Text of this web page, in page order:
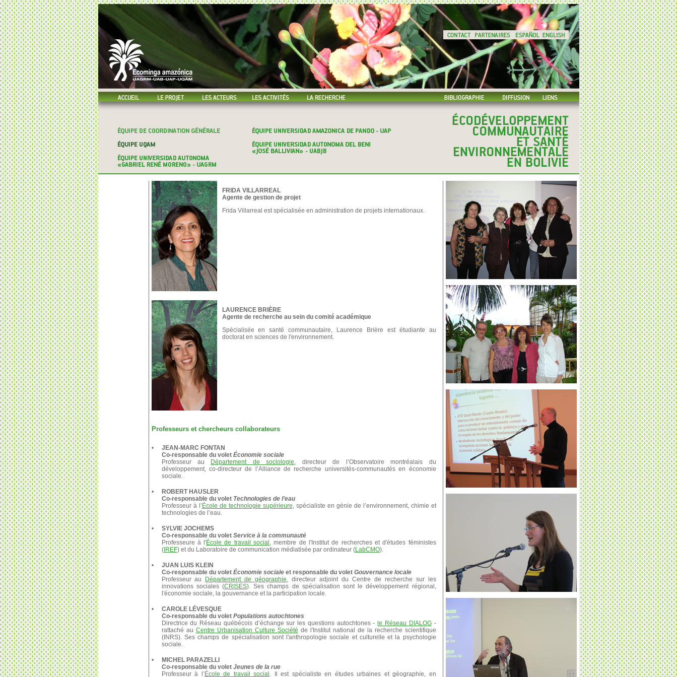
FRIDA VILLARREAL
Agente de gestion de projet
Frida Villarreal est spécialisée en administration de projets internationaux.
LAURENCE BRIÈRE
Agente de recherche au sein du comité académique
Spécialisée en santé communautaire, Laurence Brière est étudiante au
doctorat en sciences de l'environnement.
Professeurs et chercheurs collaborateurs
•
JEAN-MARC FONTAN
Co-responsable du volet Économie sociale
Professeur au Département de sociologie , directeur de l’Observatoire montréalais du
développement, co-directeur de l’Alliance de recherche universités-communautés en économie
sociale.
•
ROBERT HAUSLER
Co-responsable du volet Technologies de l’eau
Professeur à l’École de technologie supérieure , spécialiste en génie de l’environnement, chimie et
technologies de l’eau.
•
SYLVIE JOCHEMS
Co-responsable du volet Service à la communauté
Professeure à l'École de travail social , membre de l'Institut de recherches et d'études féministes
(IREF) et du Laboratoire de communication médiatisée par ordinateur (LabCMO).
•
JUAN LUIS KLEIN
Co-responsable du volet Économie socialeet responsable du volet Gouvernance locale
Professeur au Département de géographie , directeur adjoint du Centre de recherche sur les
innovations sociales (CRISES). Ses champs de spécialisation sont le développement régional,
l'économie sociale, la gouvernance et la participation locale.
•
CAROLE LÉVESQUE
Co-responsable du volet Populations autochtones
Directrice du Réseau québécois d’échange sur les questions autochtones -le Réseau DIALOG-
rattaché au Centre Urbanisation Culture Société de l'Institut national de la recherche scientifique
(INRS). Ses champs de spécialisation sont l'anthropologie sociale et culturelle et la psychologie
sociale.
•
MICHEL PARAZELLI
Co-responsable du volet Jeunes de la rue
Professeur à l’École de travail social . Il est spécialiste en études urbaines et géographie, en